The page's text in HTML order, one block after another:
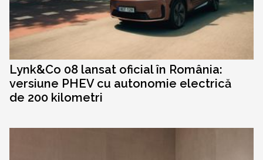
Lynk&Co 08 lansat oficial în România:
versiune PHEV cu autonomie electrică
de 200 kilometri